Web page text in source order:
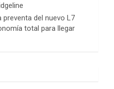
del nuevo L7
total para llegar